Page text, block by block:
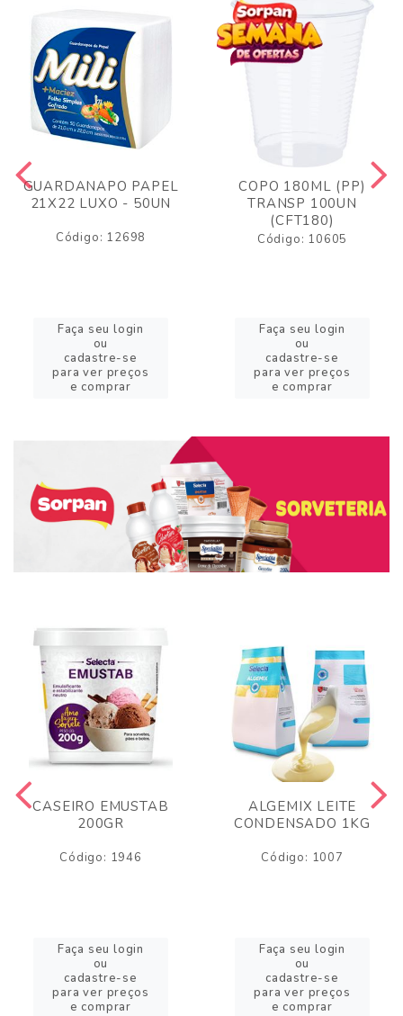
GUARDANAPO PAPEL
21X22 LUXO - 50UN
Código: 12698
Faça seu login
ou
cadastre-se
para ver preços
e comprar
COPO 180ML (PP)
TRANSP 100UN
(CFT180)
Código: 10605
Faça seu login
ou
cadastre-se
para ver preços
e comprar
CASEIRO EMUSTAB
200GR
Código: 1946
Faça seu login
ou
cadastre-se
para ver preços
e comprar
ALGEMIX LEITE
CONDENSADO 1KG
Código: 1007
Faça seu login
ou
cadastre-se
para ver preços
e comprar